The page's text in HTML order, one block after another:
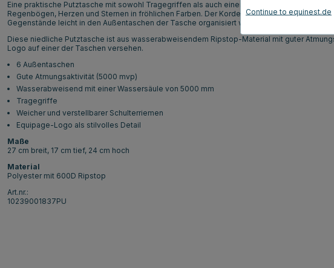
Eine praktische Putztasche mit sowohl Tragegriffen als auch einem verstellbaren
Regenbögen, Herzen und Sternen in fröhlichen Farben. Der Kordelzugdeckel verhindert,
Gegenstände leicht in den Außentaschen der Tasche organisiert werden können.
Diese niedliche Putztasche ist aus wasserabweisendem Ripstop-Material mit guter
Logo auf einer der Taschen versehen.
6 Außentaschen
Gute Atmungsaktivität (5000 mvp)
Wasserabweisend mit einer Wassersäule von 5000 mm
Tragegriffe
Weicher und verstellbarer Schulterriemen
Equipage-Logo als stilvolles Detail
Maße
27 cm breit, 17 cm tief, 24 cm hoch
Material
Polyester mit 600D Ripstop
Art.nr.:
10239001837PU
Continue to equinest.de